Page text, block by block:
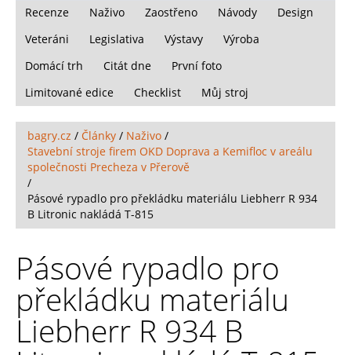
Recenze Naživo Zaostřeno Návody
Design
Veteráni
Legislativa Výstavy
Výroba
Domácí trh
Citát dne
První foto
Limitované edice
Checklist Můj stroj
bagry.cz / Články / Naživo /
Stavební stroje firem OKD Doprava a Kemifloc v areálu
společnosti Precheza v Přerově
/
Pásové rypadlo pro překládku materiálu Liebherr R 934
B Litronic nakládá T-815
Pásové rypadlo pro
překládku materiálu
Liebherr R 934 B